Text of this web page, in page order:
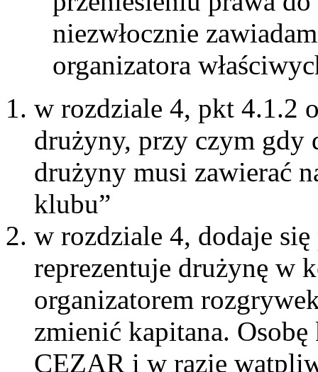
niezwłocznie
organizatora
w rozdziale 4, pkt 4.1.2
drużyny, przy czym gdy
drużyny musi zawierać
klubu”
w rozdziale 4, dodaje
reprezentuje drużynę w
organizatorem
zmienić kapitana.
CEZAR i w razie